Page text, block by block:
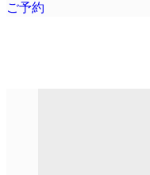
ご予約